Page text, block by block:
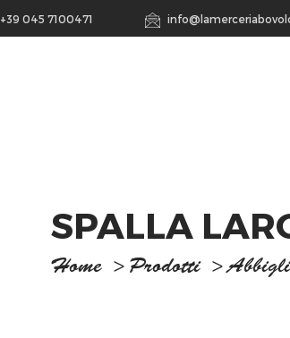
+39 045 7100471
SPALLA
Home > Prodotti >